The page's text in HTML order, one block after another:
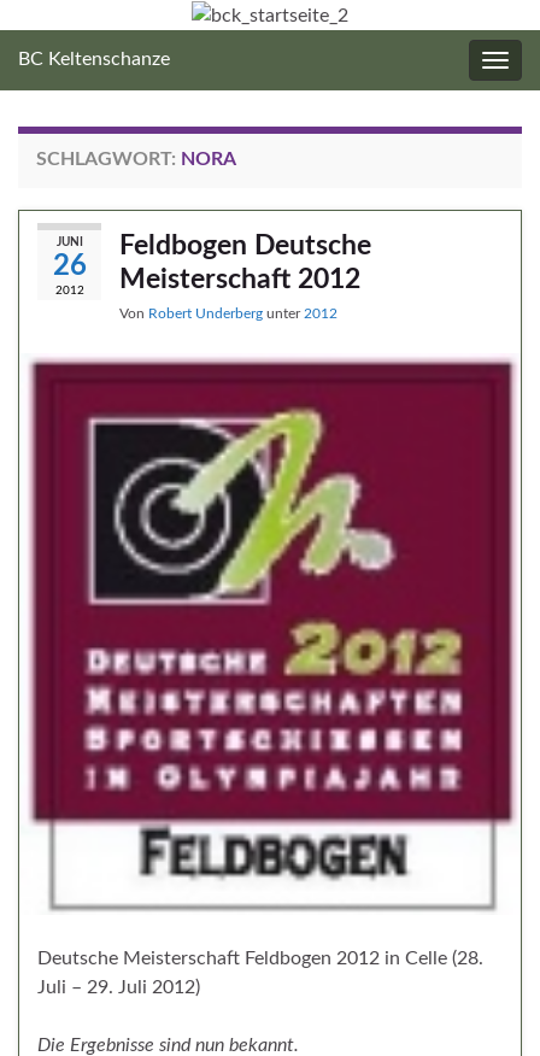
BC Keltenschanze
SCHLAGWORT: NORA
JUNI
26
2012
Feldbogen Deutsche
Meisterschaft 2012
Von Robert Underberg unter 2012
Deutsche Meisterschaft Feldbogen 2012 in Celle (28.
Juli – 29. Juli 2012)
Die Ergebnisse sind nun bekannt.